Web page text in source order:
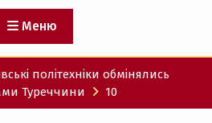
обговорили
українсько-
Меню
політехніки обмінялись
Туреччини
10